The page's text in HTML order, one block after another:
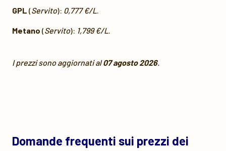
GPL (Servito): 0,777 €/L.
Metano (Servito): 1,799 €/L.
I prezzi sono aggiornati al07 agosto 2026.
Domande frequenti sui prezzi dei